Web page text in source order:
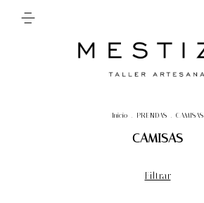
Inicio . PRENDAS . CAMISAS
CAMISAS
Filtrar